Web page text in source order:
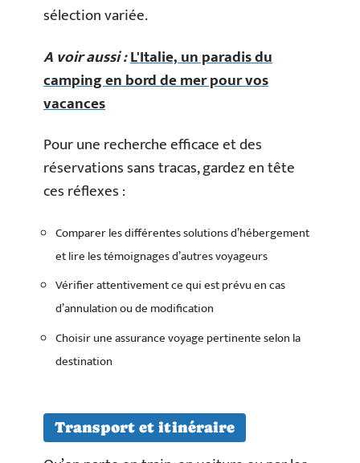
sélection variée.
A voir aussi :L'Italie, un paradis du
camping en bord de mer pour vos
vacances
Pour une recherche efficace et des
réservations sans tracas, gardez en tête
ces réflexes :
Comparer les différentes solutions d’hébergement
et lire les témoignages d’autres voyageurs
Vérifier attentivement ce qui est prévu en cas
d’annulation ou de modification
Choisir une assurance voyage pertinente selon la
destination
Transport et itinéraire